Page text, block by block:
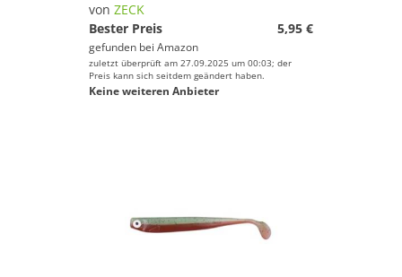
von ZECK
Bester Preis
5,95 €
gefunden bei Amazon
zuletzt überprüft am 27.09.2025 um 00:03; der
Preis kann sich seitdem geändert haben.
Keine weiteren Anbieter